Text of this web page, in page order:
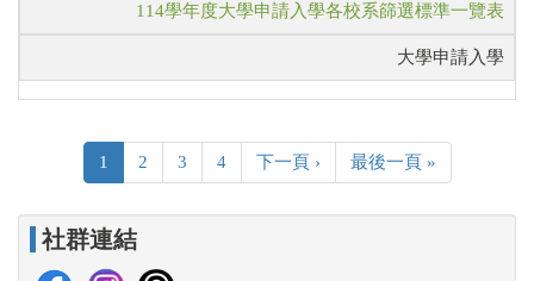
114學年度大學申請入學各校系篩選標準一覽表
大學申請入學
1 2 3 4 下一頁 › 最後一頁 »
社群連結